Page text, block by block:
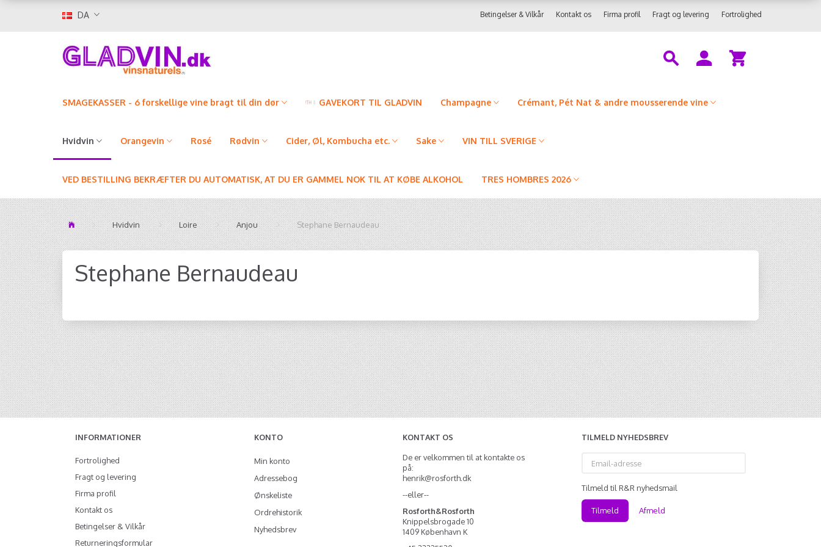
DA Fortrolighed
Fragt og levering
Firma profil
Kontakt os
Betingelser & Vilkår
SMAGEKASSER - 6 forskellige vine bragt til din dør GAVEKORT TIL GLADVIN Champagne Crémant, Pét Nat & andre mousserende vine
Hvidvin Orangevin Rosé Rødvin Cider, Øl, Kombucha etc. Sake VIN TILL SVERIGE
VED BESTILLING BEKRÆFTER DU AUTOMATISK, AT DU ER GAMMEL NOK TIL AT KØBE ALKOHOL TRES HOMBRES 2026
Hvidvin Loire Anjou Stephane Bernaudeau
Stephane Bernaudeau
INFORMATIONER
Fortrolighed
Fragt og levering
Firma profil
Kontakt os
Betingelser & Vilkår
Returneringsformular
KONTO
Min konto
Adressebog
Ønskeliste
Ordrehistorik
Nyhedsbrev
KONTAKT OS
De er velkommen til at kontakte os
på:
henrik@rosforth.dk
--eller--
Rosforth&Rosforth
Knippelsbrogade 10
1409 København K
TILMELD NYHEDSBREV
adresse
Tilmeld til R&R nyhedsmail
Tilmeld Afmeld